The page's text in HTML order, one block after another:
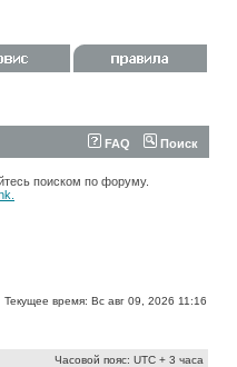
FAQ Поиск
поиском по форуму.
Текущее время: Вс авг 09, 2026 11:16
Часовой пояс: UTC + 3 часа